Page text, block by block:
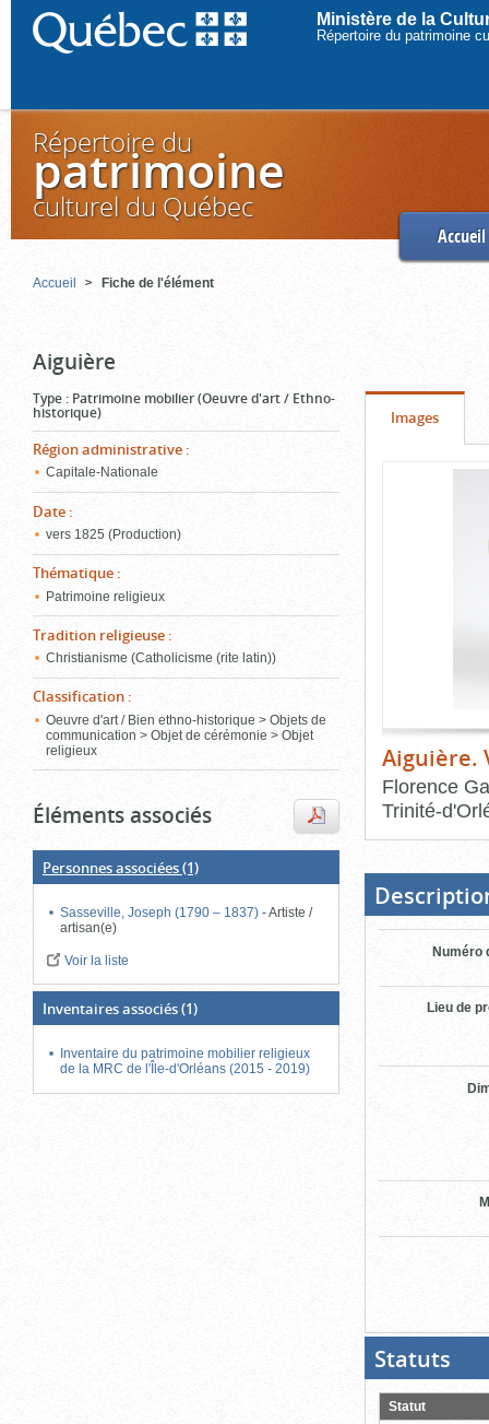
Ministère de la
Répertoire du patrimoine
Répertoire du
patrimoine
culturel du Québec
Accueil
Accueil Fiche de l'élément
Aiguière
Type : Patrimoine mobilier (Oeuvre d'art / Ethno-
historique)
Région administrative :
Capitale-Nationale
Date :
vers 1825 (Production)
Thématique :
Patrimoine religieux
Tradition religieuse :
Christianisme (Catholicisme (rite latin))
Classification :
Oeuvre d'art / Bien ethno-historique > Objets de
communication > Objet de cérémonie > Objet
religieux
Éléments associés
Personnes associées(1)
Sasseville, Joseph (1790 – 1837)-Artiste /
artisan(e)
Voir la liste
Inventaires associés(1)
Inventaire du patrimoine mobilier religieux
de la MRC de l'Île-d'Orléans (2015 - 2019)
Onglet
Images(cliquer
pour
Contenu
Aiguière.
Florence
Trinité-
bloc
d'onglets
Numéro
Lieu de
Statuts
pour
Statut